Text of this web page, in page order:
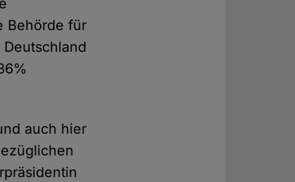
Behörde für
auch hier